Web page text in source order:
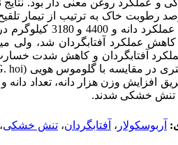
و عملکرد روغن معنی دار بود.
در هکتار
عملکرد آفتابگردان شد، ولی
افزایش وزن هزار دانه، تعداد
خشکی شدند.
آربوسکولار ، آفتابگردان، تنش خشکی،